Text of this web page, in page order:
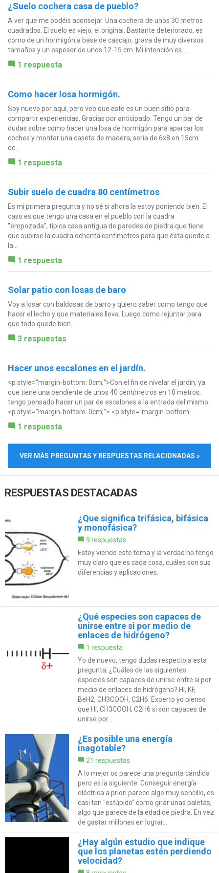
¿Suelo cochera casa de pueblo?
A ver que me podéis aconsejar. Una cochera de unos 30 metros
cuadrados. El suelo es viejo, el original. Bastante deteriorado, es
como de un hormigón a base de cascajo, grava de muy diversos
tamaños y un espesor de unos 12-15 cm. Mi intención es...
1 respuesta
Como hacer losa hormigón.
Soy nuevo por aquí, pero veo que este es un buen sitio para
compartir experiencias. Gracias por anticipado. Tengo un par de
dudas sobre como hacer una losa de hormigón para aparcar los
coches y montar una caseta de madera, seria de 6x8 en 15cm
de...
1 respuesta
Subir suelo de cuadra 80 centímetros
Es mi primera pregunta y no sé si ahora la estoy poniendo bien. El
caso es que tengo una casa en el pueblo con la cuadra
"empozada", típica casa antigua de paredes de piedra que tiene
que subirse la cuadra ochenta centímetros para que ésta quede a
la...
1 respuesta
Solar patio con losas de baro
Voy a losar con baldosas de barro y quiero saber como tengo que
hacer el lecho y que materiales lleva. Luego como rejuntar para
que todo quede bien.
3 respuestas
Hacer unos escalones en el jardín.
<p style="margin-bottom: 0cm;">Con el fin de nivelar el jardín, ya
que tiene una pendiente de unos 40 centímetros en 10 metros,
tengo pensado hacer un par de escalones a la entrada del mismo.
<p style="margin-bottom: 0cm;"> <p style="margin-bottom:...
1 respuesta
VER MÁS PREGUNTAS Y RESPUESTAS RELACIONADAS »
RESPUESTAS DESTACADAS
¿Que significa trifásica, bifásica
y monofásica?
9 respuestas
Estoy viendo este tema y la verdad no tengo
muy claro que es cada cosa, cuáles son sus
diferencias y aplicaciones.
¿Qué especies son capaces de
unirse entre si por medio de
enlaces de hidrógeno?
1 respuesta
Yo de nuevo, tengo dudas respecto a esta
pregunta: ¿Cuáles de las siguientes
especies son capaces de unirse entre si por
medio de enlaces de hidrógeno? HI, KF,
BeH2, CH3COOH, C2H6. Experto yo pienso
que HI, CH3COOH, C2H6 si son capaces de
unirse por...
¿Es posible una energía
inagotable?
21 respuestas
A lo mejor os parece una pregunta cándida
pero es la siguiente. Conseguir energía
eléctrica a priori parece algo muy sencillo, es
casi tan "estúpido" como girar unas paletas,
algo que parece de la edad de piedra. En vez
de gastar millones en lograr...
¿Hay algún estudio que indique
que los planetas estén perdiendo
velocidad?